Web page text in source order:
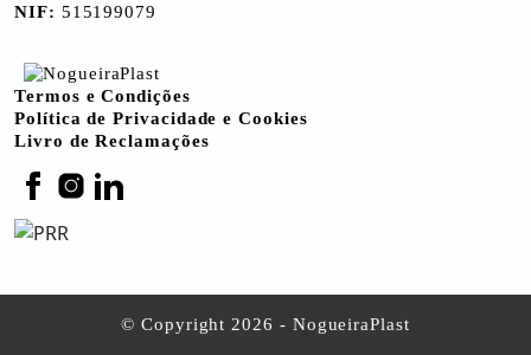
NIF: 515199079
Termos e Condições
Política de Privacidade e Cookies
Livro de Reclamações
© Copyright 2026 - NogueiraPlast